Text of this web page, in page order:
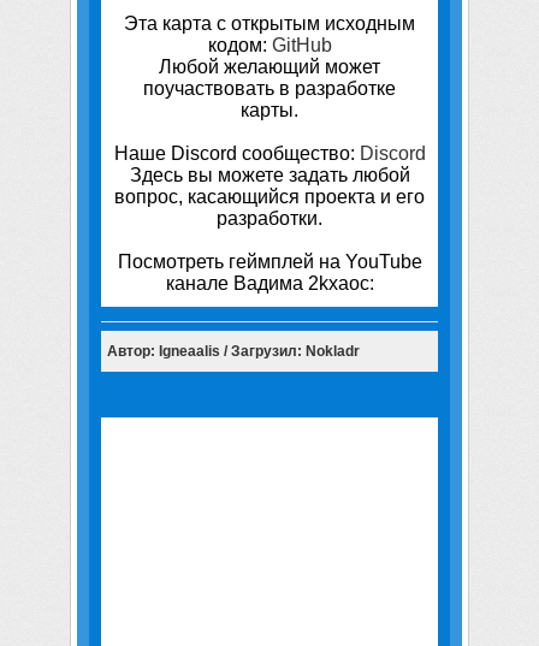
Эта карта с открытым исходным
кодом: GitHub
Любой желающий может
поучаствовать в разработке
карты.
Наше Discord сообщество: Discord
Здесь вы можете задать любой
вопрос, касающийся проекта и его
разработки.
Посмотреть геймплей на YouTube
канале Вадима 2kxaoc:
Автор: Igneaalis / Загрузил: Nokladr